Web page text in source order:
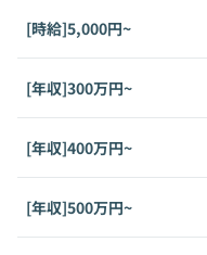
[時給]5,000円~
[年収]300万円~
[年収]400万円~
[年収]500万円~